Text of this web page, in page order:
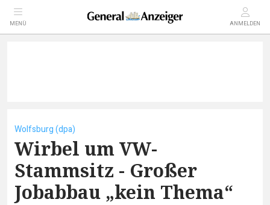
MENÜ ANMELDEN
Wolfsburg (dpa)
Wirbel um VW-
Stammsitz - Großer
Jobabbau „kein Thema“